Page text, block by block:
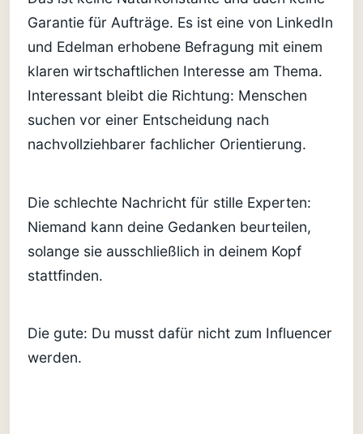
Garantie für Aufträge. Es ist eine von LinkedIn
und Edelman erhobene Befragung mit einem
klaren wirtschaftlichen Interesse am Thema.
Interessant bleibt die Richtung: Menschen
suchen vor einer Entscheidung nach
nachvollziehbarer fachlicher Orientierung.
Die schlechte Nachricht für stille Experten:
Niemand kann deine Gedanken beurteilen,
solange sie ausschließlich in deinem Kopf
stattfinden.
Die gute: Du musst dafür nicht zum Influencer
werden.